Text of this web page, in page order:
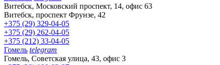
Витебск, Московский проспект, 14, офис 63
Витебск, проспект Фрунзе, 42
+375 (29) 329-04-05
+375 (29) 262-04-05
+375 (212) 33-04-05
Гомель telegram
Гомель, Советская улица, 43, офис 3